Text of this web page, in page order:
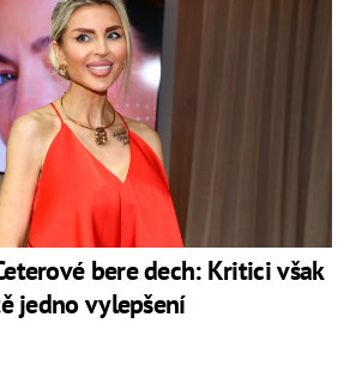
bere dech: Kritici však
jedno vylepšení